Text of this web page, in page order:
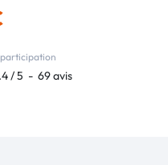
/5 - 69avis